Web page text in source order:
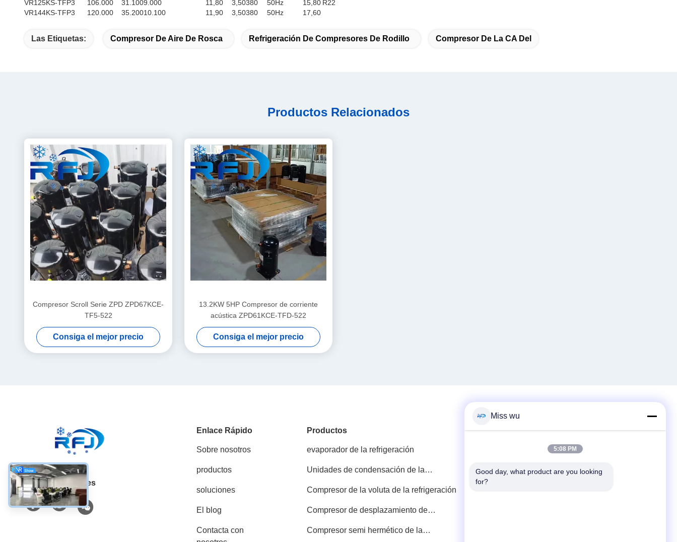
VR125KS-TFP3 106.000 31.1009.000 11,80 3,50380 50Hz 15,80 R22
VR144KS-TFP3 120.000 35.20010.100 11,90 3,50380 50Hz 17,60
Las Etiquetas: Compresor De Aire De Rosca Refrigeración De Compresores De Rodillo Compresor De La CA Del
Productos Relacionados
Compresor Scroll Serie ZPD ZPD67KCE-
TF5-522
Consiga el mejor precio
13.2KW 5HP Compresor de corriente
acústica ZPD61KCE-TFD-522
Consiga el mejor precio
Las redes sociales
Enlace Rápido
Sobre nosotros
productos
soluciones
El blog
Contacta con
Productos
evaporador de la refrigeración
Unidades de condensación de la
Compresor de la voluta de la refrigeración
Compresor de desplazamiento de
Compresor semi hermético de la
Contacto rápido
Miss wu
5:08 PM
Good day, what product are you looking
for?